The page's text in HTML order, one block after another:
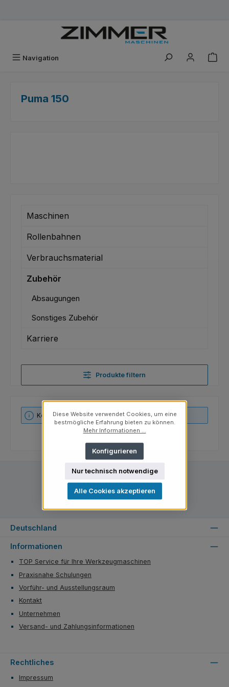
Navigation
Puma 150
Maschinen
Rollenbahnen
Verbrauchsmaterial
Zubehör
Absaugungen
Sonstiges Zubehör
Karriere
Produkte filtern
Keine Produkte gefunden.
Informationen
TOP Service für Ihre Werkzeugmaschinen
Praxisnahe Schulungen
Vorführ- und Ausstellungsraum
Kontakt
Unternehmen
Versand- und Zahlungsinformationen
Rechtliches
Impressum
Deutschland
Diese Website verwendet Cookies, um eine
bestmögliche Erfahrung bieten zu können.
Mehr Informationen ...
Nur technisch notwendige
Konfigurieren
Alle Cookies akzeptieren